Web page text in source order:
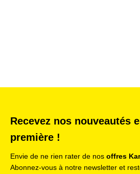
Recevez nos nouveautés
première !
Envie de ne rien rater de nos offres
Abonnez-vous à notre newsletter et